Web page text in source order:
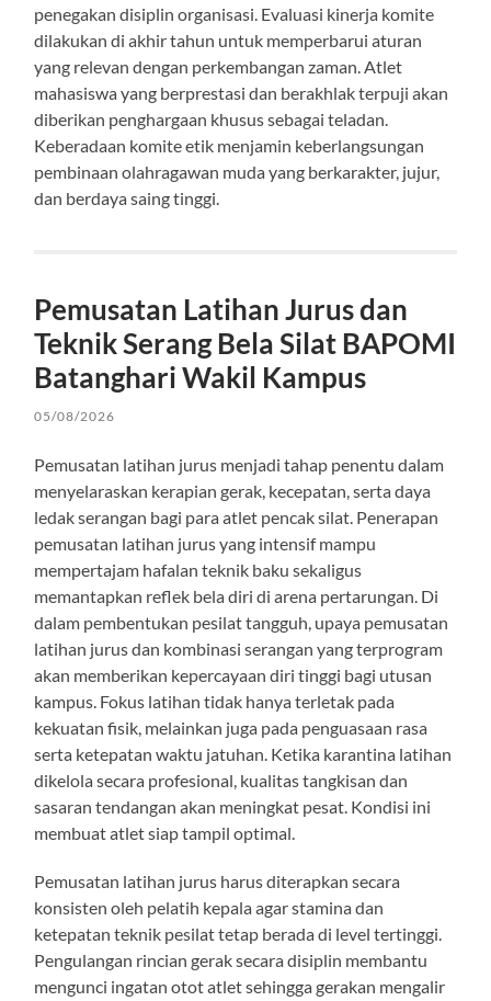
penegakan disiplin organisasi. Evaluasi kinerja komite
dilakukan di akhir tahun untuk memperbarui aturan
yang relevan dengan perkembangan zaman. Atlet
mahasiswa yang berprestasi dan berakhlak terpuji akan
diberikan penghargaan khusus sebagai teladan.
Keberadaan komite etik menjamin keberlangsungan
pembinaan olahragawan muda yang berkarakter, jujur,
dan berdaya saing tinggi.
Pemusatan Latihan Jurus dan
Teknik Serang Bela Silat BAPOMI
Batanghari Wakil Kampus
05/08/2026
Pemusatan latihan jurus menjadi tahap penentu dalam
menyelaraskan kerapian gerak, kecepatan, serta daya
ledak serangan bagi para atlet pencak silat. Penerapan
pemusatan latihan jurus yang intensif mampu
mempertajam hafalan teknik baku sekaligus
memantapkan reflek bela diri di arena pertarungan. Di
dalam pembentukan pesilat tangguh, upaya pemusatan
latihan jurus dan kombinasi serangan yang terprogram
akan memberikan kepercayaan diri tinggi bagi utusan
kampus. Fokus latihan tidak hanya terletak pada
kekuatan fisik, melainkan juga pada penguasaan rasa
serta ketepatan waktu jatuhan. Ketika karantina latihan
dikelola secara profesional, kualitas tangkisan dan
sasaran tendangan akan meningkat pesat. Kondisi ini
membuat atlet siap tampil optimal.
Pemusatan latihan jurus harus diterapkan secara
konsisten oleh pelatih kepala agar stamina dan
ketepatan teknik pesilat tetap berada di level tertinggi.
Pengulangan rincian gerak secara disiplin membantu
mengunci ingatan otot atlet sehingga gerakan mengalir